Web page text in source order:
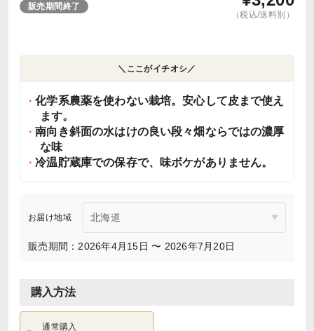
販売期間終了
（税込/送料別）
＼ここがイチオシ／
化学系農薬を使わない栽培。安心して皮まで使え
ます。
南向き斜面の水はけの良い段々畑ならではの濃厚
な味
冷温貯蔵庫での保存で、味ボケがありません。
お届け地域
販売期間：2026年4月15日 〜 2026年7月20日
購入方法
通常購入